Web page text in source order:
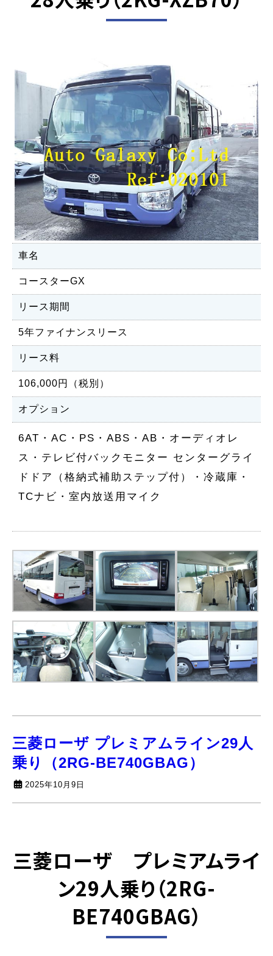
車名
コースターGX
リース期間
5年ファイナンスリース
リース料
106,000円（税別）
オプション
6AT・AC・PS・ABS・AB・オーディオレ
ス・テレビ付バックモニター センターグライ
ドドア（格納式補助ステップ付）・冷蔵庫・
TCナビ・室内放送用マイク
三菱ローザ プレミアムライン29人
乗り（2RG-BE740GBAG）
2025年10月9日
三菱ローザ プレミアムライ
ン29人乗り（2RG-
BE740GBAG）